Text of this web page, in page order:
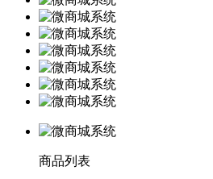
商品列表